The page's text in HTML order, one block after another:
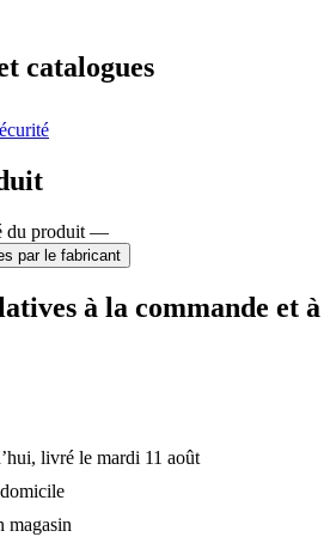
catalogues
du produit —
par le fabricant
à la commande et à
livré le mardi 11 août
magasin